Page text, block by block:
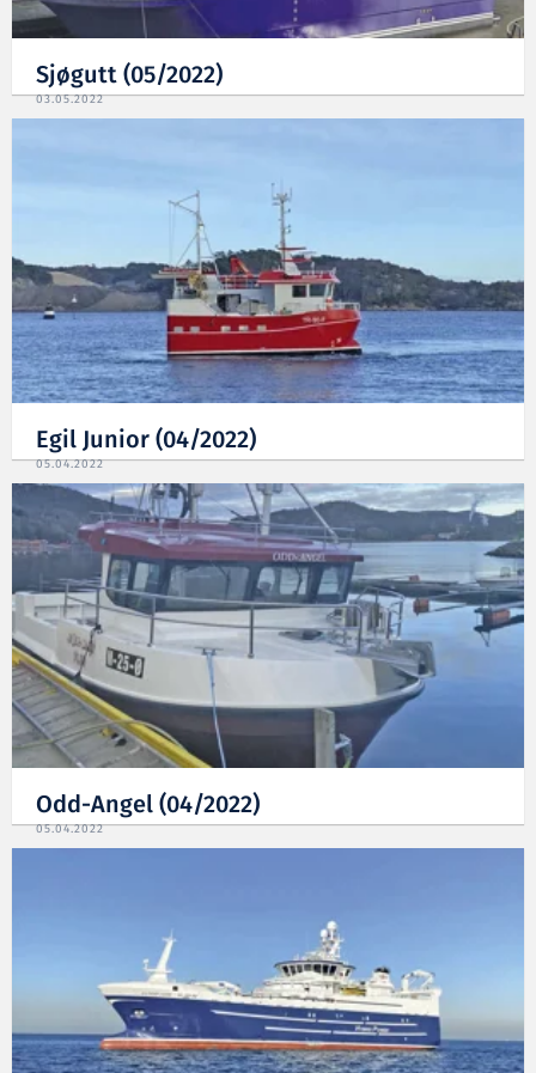
Sjøgutt (05/2022)
03.05.2022
Egil Junior (04/2022)
05.04.2022
Odd-Angel (04/2022)
05.04.2022